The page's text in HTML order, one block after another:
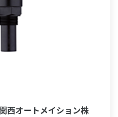
西オートメイション株